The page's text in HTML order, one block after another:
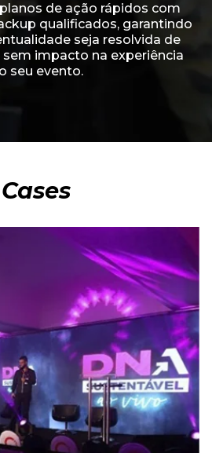
de ação rápidos com
qualificados, garantindo
seja resolvida de
impacto na experiência
seu evento.
Cases